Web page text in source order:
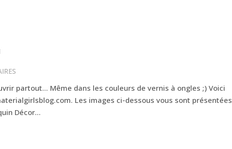
partout… Même dans les couleurs de vernis à ongles ;) Voici
Les images ci-dessous vous sont présentées
Décor...